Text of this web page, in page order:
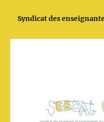
Syndicat des